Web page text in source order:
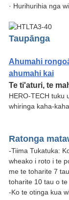
· Hurihurihia nga
Taupānga
Ahumahi
ahumahi kai
Te ti'aturi, te
HERO-TECH tuku
whiringa kaha-
Ratonga
-Tiima Tukatuka:
wheako i roto i te
me te toharite 7
toharite 10 tau o te
-Ko te otinga kua